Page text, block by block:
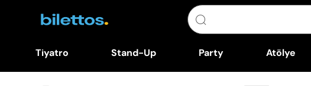
Tiyatro Stand-Up Party Atölye